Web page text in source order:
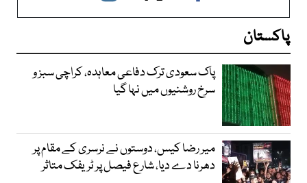
پاکستان
پاک سعودی ترک دفاعی معاہدہ، کراچی سبز و
سرخ روشنیوں میں نہا گیا
میر رضا کیس، دوستوں نے نرسری کے مقام پر
دھرنا دے دیا، شارع فیصل پر ٹریفک متاثر